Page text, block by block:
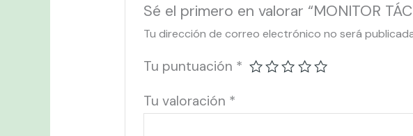
Sé el primero en valorar “MONITOR
Tu dirección de correo electrónico no será
Tu puntuación *
Tu valoración *